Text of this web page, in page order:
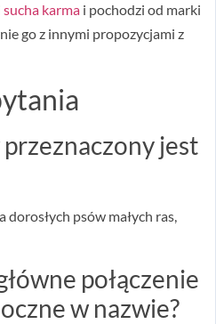
sucha karma i pochodzi od marki
go z innymi propozycjami z
jest
psów małych ras,
połączenie
w nazwie?